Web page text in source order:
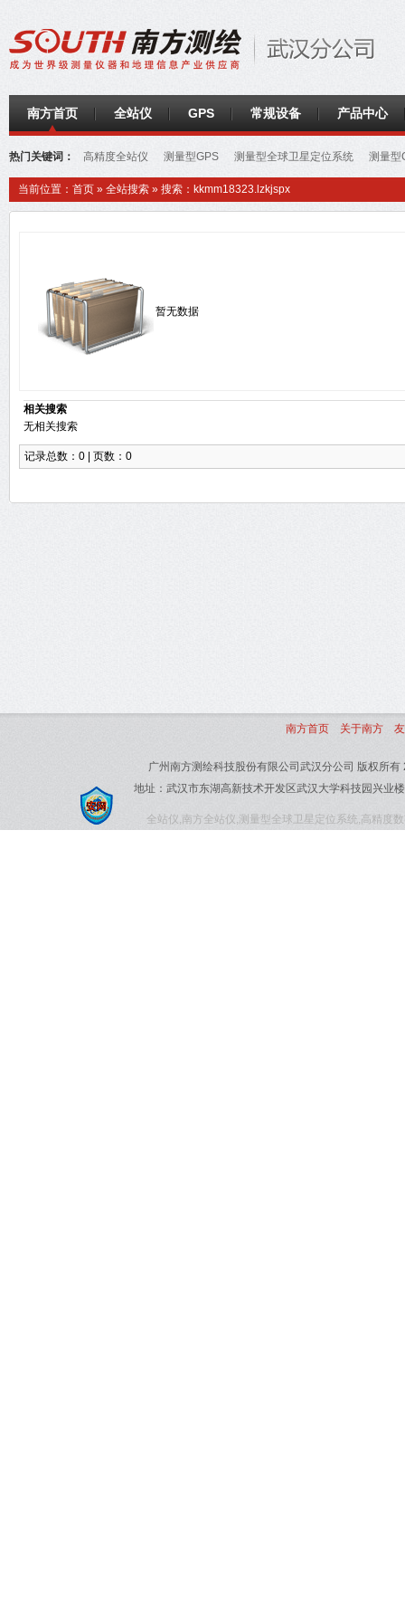
南方首页 全站仪 GPS 常规设备 产品中心
热门关键词： 高精度全站仪 测量型GPS 测量型全球卫星定位系统
测量型
站仪
高精度全站仪 南方GPS 电子水准仪
当前位置： 首页 » 全站搜索 » 搜索：kkmm18323.lzkjspx
暂无数据
相关搜索
无相关搜索
记录总数：0 | 页数：0
南方首页 关于南方
广州南方测绘科技股份有限公司武汉分公司 版权所有
地址：武汉市东湖高新技术开发区武汉大学科技园兴业
全站仪,南方全站仪,测量型全球卫星定位系统,高精度